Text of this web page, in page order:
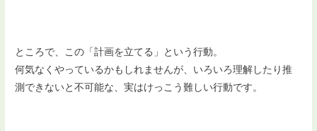
ところで、この「計画を立てる」という行動。
何気なくやっているかもしれませんが、いろいろ理解したり推
測できないと不可能な、実はけっこう難しい行動です。